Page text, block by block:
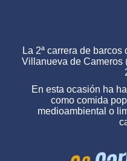
La 2ª carrera de
Villanueva de Cameros
En esta ocasión ha
como comida
medioambiental o